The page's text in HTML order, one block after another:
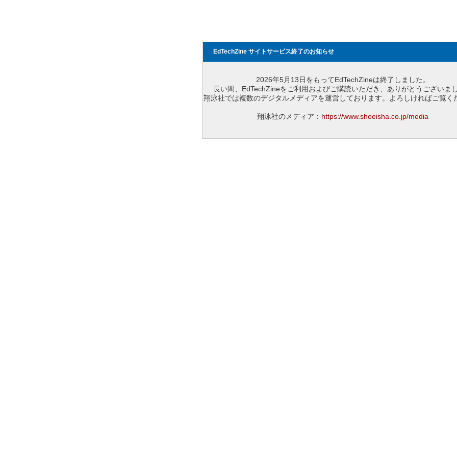
EdTechZine サイトサービス終了のお知らせ
2026年5月13日をもってEdTechZineは終了しました。
長い間、EdTechZineをご利用およびご購読いただき、ありがとうございまし
翔泳社では複数のデジタルメディアを運営しております。よろしければご覧く
翔泳社のメディア： https://www.shoeisha.co.jp/media